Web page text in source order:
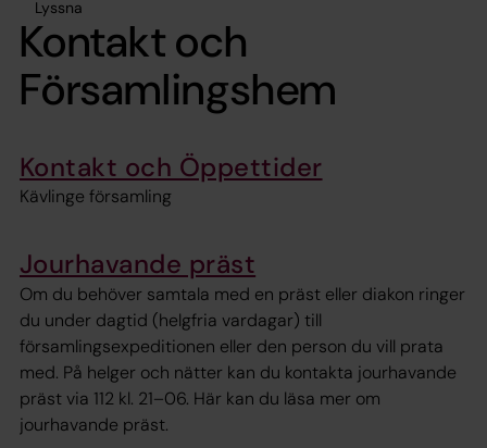
Lyssna
Kontakt och
Församlingshem
Kontakt och Öppettider
Kävlinge församling
Jourhavande präst
Om du behöver samtala med en präst eller diakon ringer
du under dagtid (helgfria vardagar) till
församlingsexpeditionen eller den person du vill prata
med. På helger och nätter kan du kontakta jourhavande
präst via 112 kl. 21–06. Här kan du läsa mer om
jourhavande präst.